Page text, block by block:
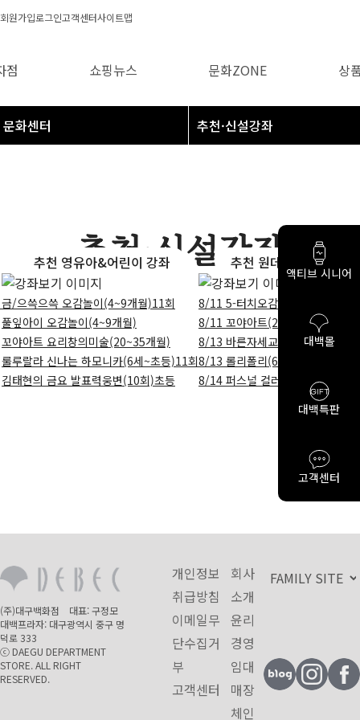
액티브 시니어
대백몰
대백특판
고객센터
회원가입로그인고객센터사이트맵
점 쇼핑뉴스 문화ZONE 상
문화센터
추천·신설강좌
추천 영유아&어린이 강좌
금/으쓱으쓱 오감놀이(4~9개월)11회
풀잎아이 오감놀이(4~9개월)
꼬야아트 요리창의미술(20~35개월)
룰루랄라 신나는 하모니카(6세~초등)11회
김태현의 금요 발표력웅변(10회)초등
추천 원데이강좌
8/11 5-터치오감발달(6~10개월
8/11 꼬야아트(20~40개월)_중국
8/13 바른자세교정 모델워킹 원데
8/13 롤리폴리(6~12개월)-귀리
8/14 퍼스널 컬러_나를 바꾸는 가
(주)대구백화점 대표: 구정모
대백프라자: 대구광역시 중구 명
덕로 333
ⓒ DAEGU DEPARTMENT
STORE. ALL RIGHT
RESERVED.
개인정보
취급방침
이메일무
단수집거
부
고객센터
회사
소개
윤리
경영
임대
매장
체인